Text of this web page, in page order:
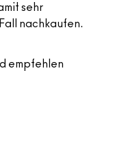
sehr
nachkaufen.
empfehlen